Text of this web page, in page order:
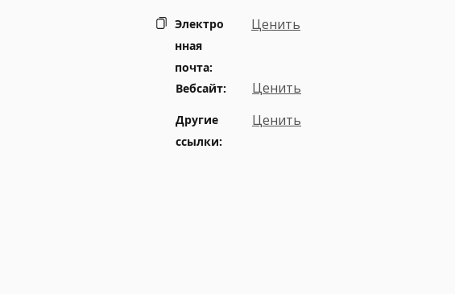
Электро
нная
почта:
Ценить
Другие
ссылки:
Ценить
Вебсайт: Ценить